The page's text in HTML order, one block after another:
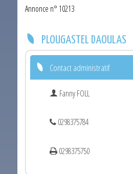
Annonce n° 10213
PLOUGASTEL DAOULAS
Contact administratif
Fanny FOLL
0298375784
0298375750